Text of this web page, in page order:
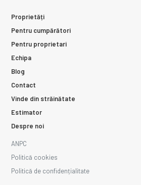
Proprietăți
Pentru cumpărători
Pentru proprietari
Echipa
Blog
Contact
Vinde din străinătate
Estimator
Despre noi
ANPC
Politică cookies
Politică de confidențialitate